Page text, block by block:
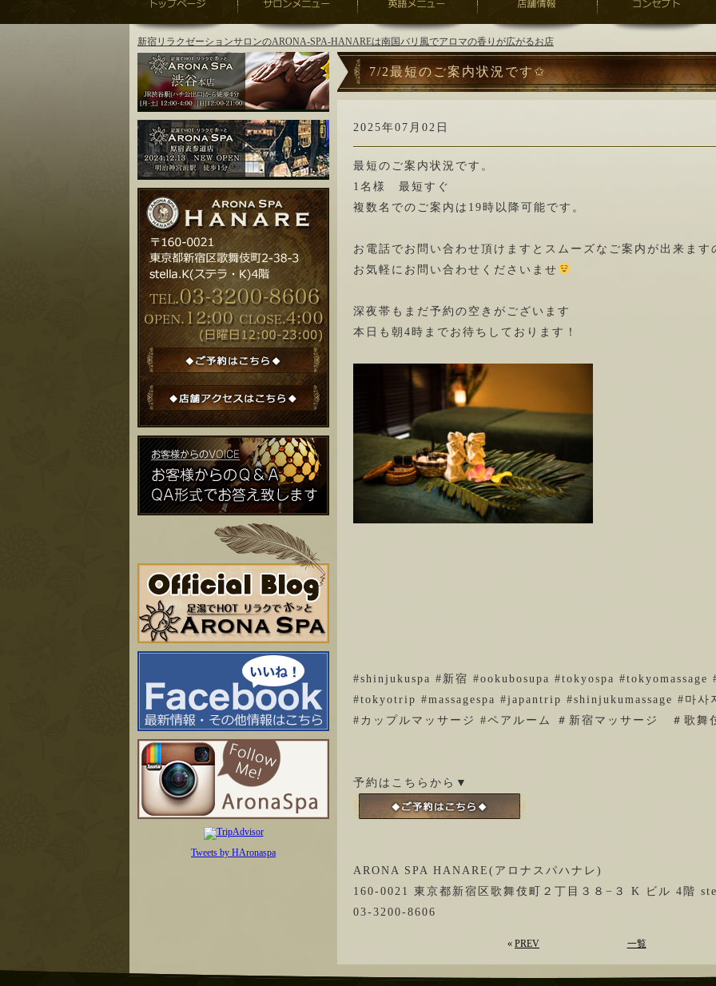
新宿リラクゼーションサロンのARONA-SPA-HANAREは南国バリ風でアロマの香りが広がるお店
7/2最短のご案内状況です✩
2025年07月02日
最短のご案内状況です。
1名様 最短すぐ
複数名でのご案内は19時以降可能です。
お電話でお問い合わせ頂けますとスムーズなご案内が出来ます
お気軽にお問い合わせくださいませ
深夜帯もまだ予約の空きがございます
本日も朝4時までお待ちしております！
#shinjukuspa #新宿 #ookubosupa #tokyospa
#tokyotrip #massagespa #japantrip #shinjukumassage #마사
#カップルマッサージ #ペアルーム ＃新宿マッサージ ＃歌舞
予約はこちらから▼
ARONA SPA HANARE(アロナスパハナレ)
160-0021 東京都新宿区歌舞伎町２丁目３８−３ K ビル 4階
03-3200-8606
« PREV 一覧
Tweets by HAronaspa